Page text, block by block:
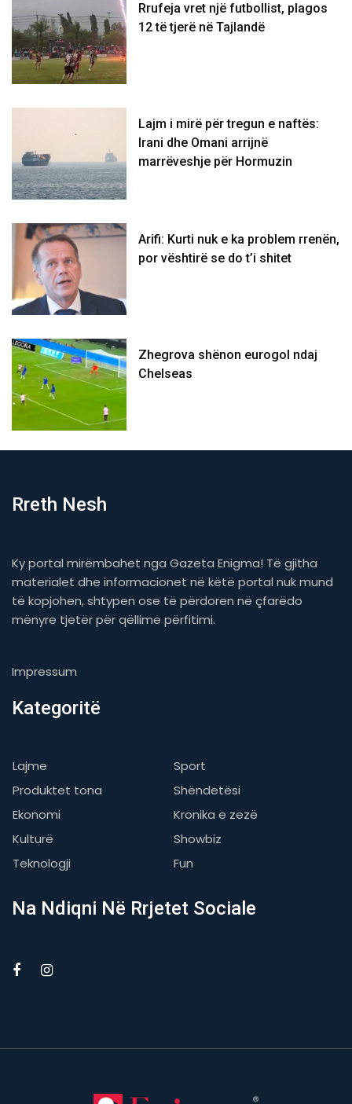
Rrufeja vret një futbollist, plagos
12 të tjerë në Tajlandë
Lajm i mirë për tregun e naftës:
Irani dhe Omani arrijnë
marrëveshje për Hormuzin
Arifi: Kurti nuk e ka problem rrenën,
por vështirë se do t’i shitet
Zhegrova shënon eurogol ndaj
Chelseas
Rreth Nesh
Ky portal mirëmbahet nga Gazeta Enigma! Të gjitha
materialet dhe informacionet në këtë portal nuk mund
të kopjohen, shtypen ose të përdoren në çfarëdo
mënyre tjetër për qëllime përfitimi.
Impressum
Kategoritë
Lajme
Sport
Produktet tona
Shëndetësi
Ekonomi
Kronika e zezë
Kulturë
Showbiz
Teknologji
Fun
Na Ndiqni Në Rrjetet Sociale